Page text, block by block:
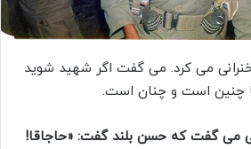
می کرد. می گفت اگر شهید شوید
چنین است و چنان است.
می گفت که حسن بلند گفت: «حاجاقا!